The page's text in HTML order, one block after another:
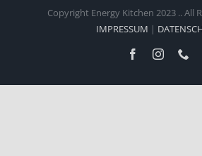
Copyright Energy Kitchen 2023 .. All
IMPRESSUM |
FacebookInstagram